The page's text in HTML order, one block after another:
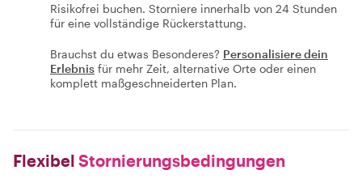
Risikofrei buchen. Storniere innerhalb von 24 Stunden
für eine vollständige Rückerstattung.
Brauchst du etwas Besonderes? Personalisiere dein
Erlebnis für mehr Zeit, alternative Orte oder einen
komplett maßgeschneiderten Plan.
Flexibel Stornierungsbedingungen